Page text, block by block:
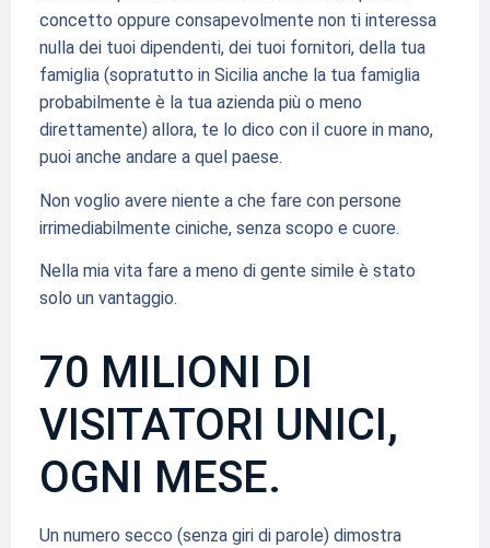
concetto oppure consapevolmente non ti interessa
nulla dei tuoi dipendenti, dei tuoi fornitori, della tua
famiglia (sopratutto in Sicilia anche la tua famiglia
probabilmente è la tua azienda più o meno
direttamente) allora, te lo dico con il cuore in mano,
puoi anche andare a quel paese.
Non voglio avere niente a che fare con persone
irrimediabilmente ciniche, senza scopo e cuore.
Nella mia vita fare a meno di gente simile è stato
solo un vantaggio.
70 MILIONI DI
VISITATORI UNICI,
OGNI MESE.
Un numero secco (senza giri di parole) dimostra